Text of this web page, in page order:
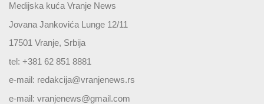
Medijska kuća Vranje News
Jovana Jankovića Lunge 12/11
17501 Vranje, Srbija
tel: +381 62 851 8881
e-mail: redakcija@vranjenews.rs
e-mail: vranjenews@gmail.com